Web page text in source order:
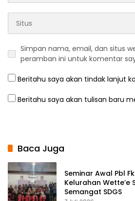
Simpan nama, email, dan situs
peramban ini untuk komentar
Beritahu saya akan tindak lanjut
Beritahu saya akan tulisan baru
Baca Juga
Seminar Awal Pbl
Kelurahan Wette’e Sidrap Perkuat
Semangat SDGS